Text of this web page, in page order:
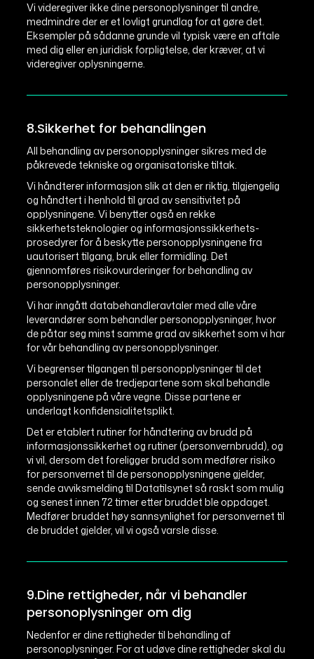
Vi videregiver ikke dine personoplysninger til andre,
medmindre der er et lovligt grundlag for at gøre det.
Eksempler på sådanne grunde vil typisk være en aftale
med dig eller en juridisk forpligtelse, der kræver, at vi
videregiver oplysningerne.
8.Sikkerhet for behandlingen
All behandling av personopplysninger sikres med de
påkrevede tekniske og organisatoriske tiltak.
Vi håndterer informasjon slik at den er riktig, tilgjengelig
og håndtert i henhold til grad av sensitivitet på
opplysningene. Vi benytter også en rekke
sikkerhetsteknologier og informasjonssikkerhets-
prosedyrer for å beskytte personopplysningene fra
uautorisert tilgang, bruk eller formidling. Det
gjennomføres risikovurderinger for behandling av
personopplysninger.
Vi har inngått databehandleravtaler med alle våre
leverandører som behandler personopplysninger, hvor
de påtar seg minst samme grad av sikkerhet som vi har
for vår behandling av personopplysninger.
Vi begrenser tilgangen til personopplysninger til det
personalet eller de tredjepartene som skal behandle
opplysningene på våre vegne. Disse partene er
underlagt konfidensialitetsplikt.
Det er etablert rutiner for håndtering av brudd på
informasjonssikkerhet og rutiner (personvernbrudd), og
vi vil, dersom det foreligger brudd som medfører risiko
for personvernet til de personopplysningene gjelder,
sende avviksmelding til Datatilsynet så raskt som mulig
og senest innen 72 timer etter bruddet ble oppdaget.
Medfører bruddet høy sannsynlighet for personvernet til
de bruddet gjelder, vil vi også varsle disse.
9.Dine rettigheder, når vi behandler
personoplysninger om dig
Nedenfor er dine rettigheder til behandling af
personoplysninger. For at udøve dine rettigheder skal du